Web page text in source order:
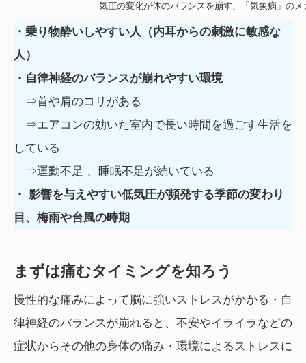
気圧の変化が体のバランスを崩す、「気象病」のメ
・乗り物酔いしやすい人（内耳からの刺激に敏感な
人）
・自律神経のバランスが崩れやすい環境
⇒首や肩のコリがある
⇒エアコンの効いた室内で長い時間を過ごす生活を
している
⇒運動不足 、睡眠不足が続いている
・ 影響を与えやすい低気圧が頻発する季節の変わり
目、梅雨や台風の時期
まずは痛むタイミングを知ろう
慢性的な痛みによって脳に強いストレスがかかる・自
律神経のバランスが崩れると、不安やイライラなどの
症状からその他の身体の痛み・環境によるストレスに